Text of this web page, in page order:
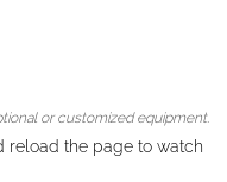
or customized equipment.
reload the page to watch